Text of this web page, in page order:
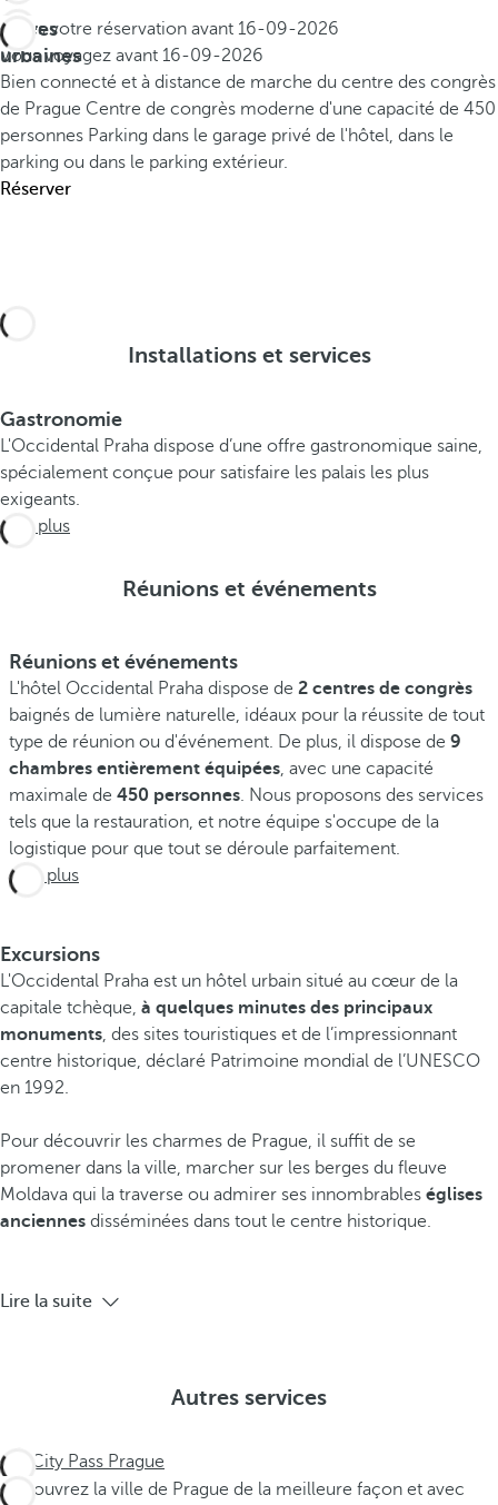
Offres
urbaines
Faites votre réservation avant 16-09-2026
Vous voyagez avant 16-09-2026
Bien connecté et à distance de marche du centre des congrès
de Prague Centre de congrès moderne d'une capacité de 450
personnes Parking dans le garage privé de l'hôtel, dans le
parking ou dans le parking extérieur.
Réserver
Installations et services
Gastronomie
L'Occidental Praha dispose d’une offre gastronomique saine,
spécialement conçue pour satisfaire les palais les plus
exigeants.
Voir plus
Réunions et événements
Réunions et événements
L'hôtel Occidental Praha dispose de 2 centres de congrès
baignés de lumière naturelle, idéaux pour la réussite de tout
type de réunion ou d'événement. De plus, il dispose de 9
chambres entièrement équipées, avec une capacité
maximale de 450 personnes. Nous proposons des services
tels que la restauration, et notre équipe s'occupe de la
logistique pour que tout se déroule parfaitement.
Voir plus
Excursions
L'Occidental Praha est un hôtel urbain situé au cœur de la
capitale tchèque, à quelques minutes des principaux
monuments, des sites touristiques et de l’impressionnant
centre historique, déclaré Patrimoine mondial de l’UNESCO
en 1992.
Pour découvrir les charmes de Prague, il suffit de se
promener dans la ville, marcher sur les berges du fleuve
Moldava qui la traverse ou admirer ses innombrables églises
anciennes disséminées dans tout le centre historique.
Lire la suite
Autres services
City Pass Prague
Découvrez la ville de Prague de la meilleure façon et avec